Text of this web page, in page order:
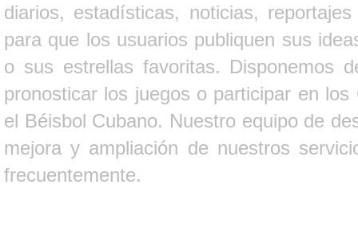
diarios, estadísticas, noticias,
para que los usuarios publiquen sus
o sus estrellas favoritas. Disponemos
pronosticar los juegos o participar en
el Béisbol Cubano. Nuestro equipo de
mejora y ampliación de nuestros
frecuentemente.